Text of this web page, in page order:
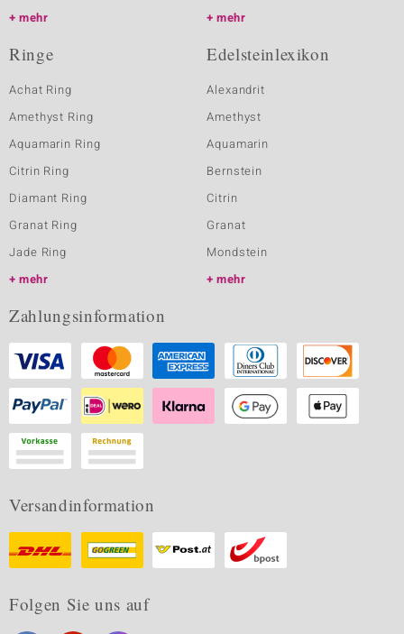
mehr
mehr
Ringe
Achat Ring
Amethyst Ring
Aquamarin Ring
Citrin Ring
Diamant Ring
Granat Ring
Jade Ring
mehr
Edelsteinlexikon
Alexandrit
Amethyst
Aquamarin
Bernstein
Citrin
Granat
Mondstein
mehr
Zahlungsinformation
Versandinformation
Folgen Sie uns auf